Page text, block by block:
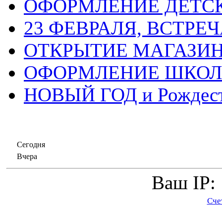
ОФОРМЛЕНИЕ
23 ФЕВРАЛЯ,
ОТКРЫТИЕ
ОФОРМЛЕНИЕ
НОВЫЙ ГОД и
Сегодня
Вчера
Ваш IP: